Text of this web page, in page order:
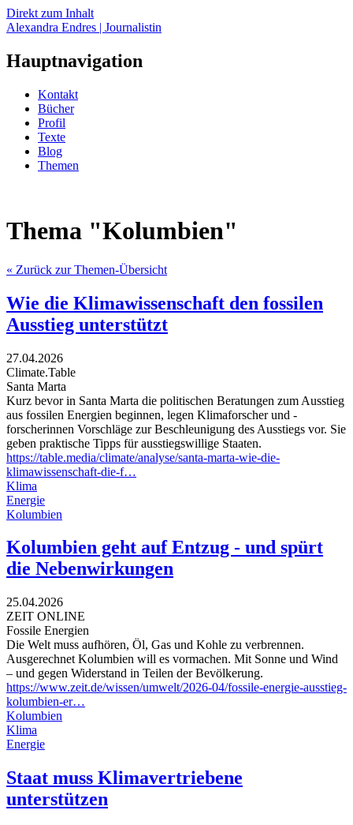
Direkt zum Inhalt
Alexandra Endres | Journalistin
Hauptnavigation
Kontakt
Bücher
Profil
Texte
Blog
Themen
Thema "Kolumbien"
« Zurück zur Themen-Übersicht
Wie die Klimawissenschaft den fossilen
Ausstieg unterstützt
27.04.2026
Climate.Table
Santa Marta
Kurz bevor in Santa Marta die politischen Beratungen zum Ausstieg
aus fossilen Energien beginnen, legen Klimaforscher und -
forscherinnen Vorschläge zur Beschleunigung des Ausstiegs vor. Sie
geben praktische Tipps für ausstiegswillige Staaten.
https://table.media/climate/analyse/santa-marta-wie-die-
klimawissenschaft-die-f…
Klima
Energie
Kolumbien
Kolumbien geht auf Entzug - und spürt
die Nebenwirkungen
25.04.2026
ZEIT ONLINE
Fossile Energien
Die Welt muss aufhören, Öl, Gas und Kohle zu verbrennen.
Ausgerechnet Kolumbien will es vormachen. Mit Sonne und Wind
– und gegen Widerstand in Teilen der Bevölkerung.
https://www.zeit.de/wissen/umwelt/2026-04/fossile-energie-ausstieg-
kolumbien-er…
Kolumbien
Klima
Energie
Staat muss Klimavertriebene
unterstützen